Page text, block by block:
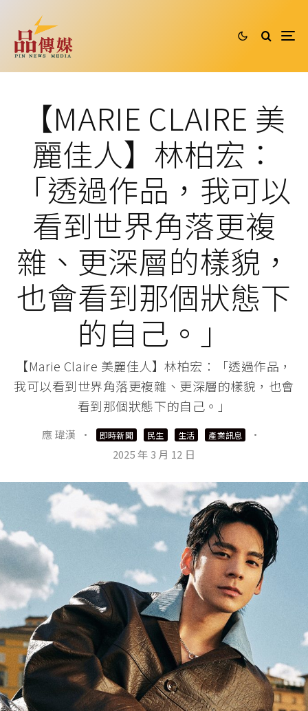
【MARIE CLAIRE 美
麗佳人】林柏宏：
「透過作品，我可以
看到世界角落更複
雜、更深層的樣貌，
也會看到那個狀態下
的自己。」
【Marie Claire 美麗佳人】林柏宏：「透過作品，
我可以看到世界角落更複雜、更深層的樣貌，也會
看到那個狀態下的自己。」
應 瑋漢 · 即時新聞 民生 生活 產業訊息
·
2025 年 3 月 12 日